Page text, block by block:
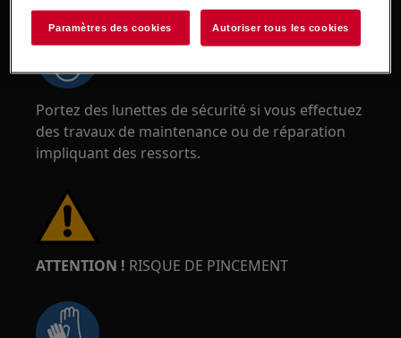
Portez des lunettes de sécurité si vous effectuez
des travaux de maintenance ou de réparation
impliquant des ressorts.
ATTENTION ! RISQUE DE PINCEMENT
Paramètres des cookies Autoriser tous les cookies